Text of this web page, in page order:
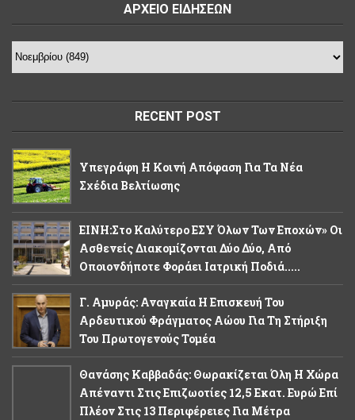
ΑΡΧΕΙΟ ΕΙΔΗΣΕΩΝ
RECENT POST
Υπεγράφη Η Κοινή Απόφαση Για Τα Νέα
Σχέδια Βελτίωσης
ΕΙΝΗ:Στο Καλύτερο ΕΣΥ Όλων Των Εποχών» Οι
Ασθενείς Διακομίζονται Δύο Δύο, Από
Οποιονδήποτε Φοράει Ιατρική Ποδιά.....
Γ. Αμυράς: Αναγκαία Η Επισκευή Του
Αρδευτικού Φράγματος Αώου Για Τη Στήριξη
Του Πρωτογενούς Τομέα
Θανάσης Καββαδάς: Θωρακίζεται Όλη Η Χώρα
Απέναντι Στις Επιζωοτίες 12,5 Εκατ. Ευρώ Επί
Πλέον Στις 13 Περιφέρειες Για Μέτρα